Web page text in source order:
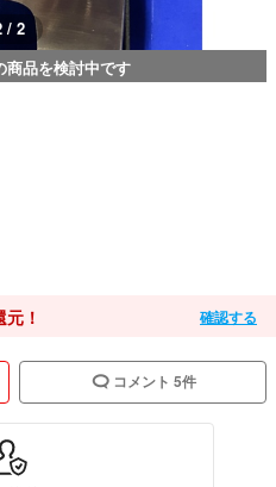
/ 2
商品を検討中です
！ 確認する
コメント 5件